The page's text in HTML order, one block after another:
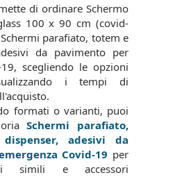
di ordinare Schermo
100 x 90 cm (covid-
parafiato, totem e
da pavimento per
19, scegliendo le opzioni
i tempi di
formati o varianti, puoi
Schermi parafiato,
adesivi da
Covid-19 per
simili e accessori